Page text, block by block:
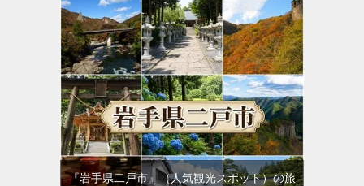
『岩手県二戸市』（人気観光スポット）の旅